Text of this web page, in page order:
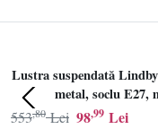
Lustra suspendată
metal, soclu E27,
98,99 Lei
553,80 Lei